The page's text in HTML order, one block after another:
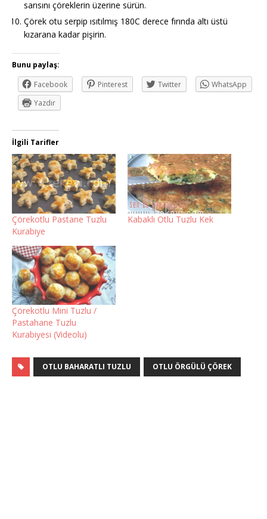
sarısını çöreklerin üzerine sürün.
Çörek otu serpip ısıtılmış 180C derece fırında altı üstü
kızarana kadar pişirin.
Bunu paylaş:
Facebook
Pinterest Twitter
WhatsApp
Yazdır
İlgili Tarifler
Çörekotlu Pastane Tuzlu
Kurabiye
Kabaklı Otlu Tuzlu Kek
Çörekotlu Mini Tuzlu /
Pastahane Tuzlu
Kurabiyesi (Videolu)
OTLU BAHARATLI TUZLU OTLU ÖRGÜLÜ ÇÖREK